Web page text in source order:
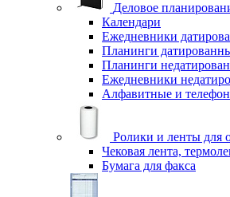
Деловое
Календари
Ежедневники
Планинги
Планинги
Ежедневники
Алфавитные и
Ролики и ленты для
Чековая лента,
Бумага для факса